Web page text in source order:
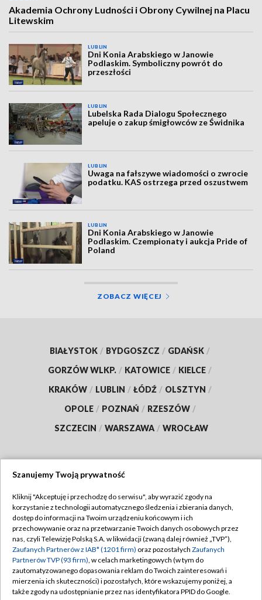
Akademia Ochrony Ludności i Obrony Cywilnej na Placu
Litewskim
LUBLIN
Dni Konia Arabskiego w Janowie
Podlaskim. Symboliczny powrót do
przeszłości
LUBLIN
Lubelska Rada Dialogu Społecznego
apeluje o zakup śmigłowców ze Świdnika
LUBLIN
Uwaga na fałszywe wiadomości o zwrocie
podatku. KAS ostrzega przed oszustwem
LUBLIN
Dni Konia Arabskiego w Janowie
Podlaskim. Czempionaty i aukcja Pride of
Poland
ZOBACZ WIĘCEJ
BIAŁYSTOK / BYDGOSZCZ / GDAŃSK /
GORZÓW WLKP. / KATOWICE / KIELCE /
KRAKÓW / LUBLIN / ŁÓDŹ / OLSZTYN /
OPOLE / POZNAŃ / RZESZÓW /
SZCZECIN / WARSZAWA / WROCŁAW
TVP
Abonament TVP
Emisja w TVP
Centrum informacji TVP
Naziemna Telewizja Cyfrowa
Regulamin TVP
Polityka prywatności
Moje zgody
Pomoc
Szanujemy Twoją prywatność
Kliknij "Akceptuję i przechodzę do serwisu", aby wyrazić zgody na
korzystanie z technologii automatycznego śledzenia i zbierania danych,
dostęp do informacji na Twoim urządzeniu końcowym i ich
przechowywanie oraz na przetwarzanie Twoich danych osobowych przez
nas, czyli Telewizję Polską S.A. w likwidacji (zwaną dalej również „TVP”),
Zaufanych Partnerów z IAB* (1201 firm) oraz pozostałych Zaufanych
Partnerów TVP (93 firm), w celach marketingowych (w tym do
zautomatyzowanego dopasowania reklam do Twoich zainteresowań i
mierzenia ich skuteczności) i pozostałych, które wskazujemy poniżej, a
także zgody na udostępnianie przez nas identyfikatora PPID do Google.